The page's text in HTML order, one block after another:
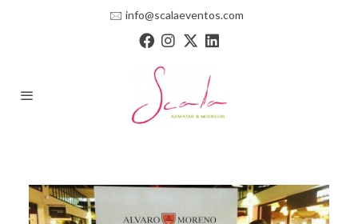
🖂 info@scalaeventos.com